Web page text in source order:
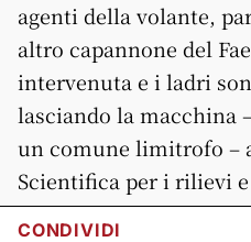
agenti della volante,
altro capannone del
intervenuta e i ladri
lasciando la macchina
un comune limitrofo –
Scientifica per i rilievi
CONDIVIDI